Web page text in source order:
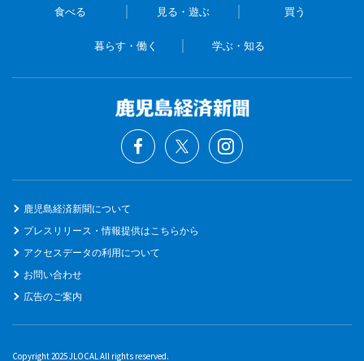
食べる 見る・遊ぶ 買う
暮らす・働く 学ぶ・知る
鹿児島経済新聞について
プレスリリース・情報提供はこちらから
アクセスデータの利用について
お問い合わせ
広告のご案内
Copyright 2025 JLOCAL All rights reserved.